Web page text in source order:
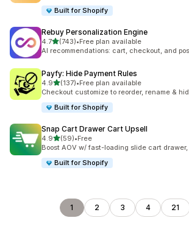
Built for Shopify
Rebuy Personalization Engine
4.75つ星中
(743)
合計レビュー数：743件
•Free plan available
AI recommendations: cart, checkout, and
Payfy: Hide Payment Rules
4.95つ星中
(137)
合計レビュー数：137件
•Free plan available
Checkout customize to reorder, rename &
Built for Shopify
Snap Cart Drawer Cart Upsell
4.95つ星中
(59)
合計レビュー数：59件
•Free
Boost AOV w/ fast-loading slide cart
Built for Shopify
1 2 3 4 21